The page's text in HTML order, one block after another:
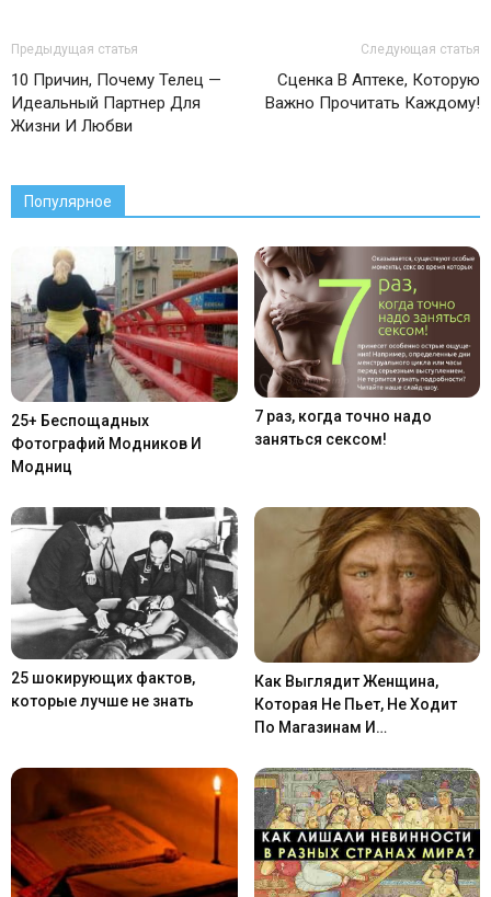
Предыдущая статья
10 Причин, Почему Телец —
Идеальный Партнер Для
Жизни И Любви
Следующая статья
Сценка В Аптеке, Которую
Важно Прочитать Каждому!
Популярное
25+ Беспощадных
Фотографий Модников И
Модниц
7 раз, когда точно надо
заняться сексом!
25 шокирующих фактов,
которые лучше не знать
Как Выглядит Женщина,
Которая Не Пьет, Не Ходит
По Магазинам И…